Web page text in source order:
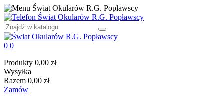
0 0
Produkty 0,00 zł
Wysyłka
Razem 0,00 zł
Zamów